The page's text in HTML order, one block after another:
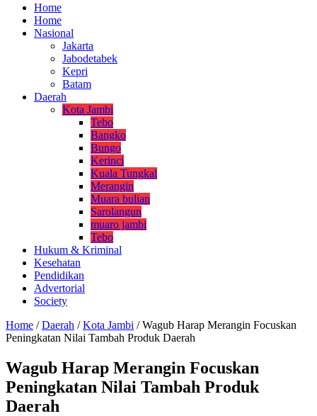
Home
Home
Nasional
Jakarta
Jabodetabek
Kepri
Batam
Daerah
Kota Jambi
Tebo
Bangko
Bungo
Kerinci
Kuala Tungkal
Merangin
Muara bulian
Sarolangun
muaro jambi
Tebo
Hukum & Kriminal
Kesehatan
Pendidikan
Advertorial
Society
Home / Daerah / Kota Jambi / Wagub Harap Merangin Focuskan
Peningkatan Nilai Tambah Produk Daerah
Wagub Harap Merangin Focuskan
Peningkatan Nilai Tambah Produk
Daerah